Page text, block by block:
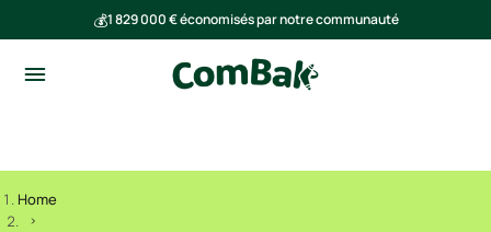
💰1 829 000 € économisés par notre communauté
Home